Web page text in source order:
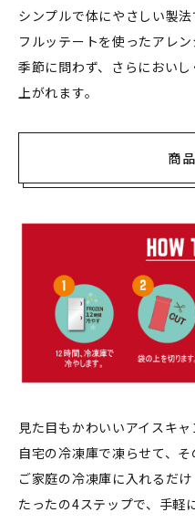
シンプルで体にやさしい製法
フルッテートを使ったアレ
季節に問わず、さらにおい
上がれます。
商
見た目もかわいいアイスキャ
自宅の冷凍庫で凍らせて、そ
ご家庭の冷凍庫に入れるだけ
たったの4ステップで、手軽